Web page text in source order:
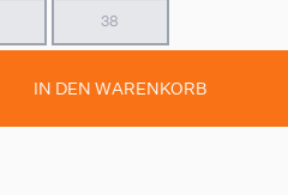
38
IN DEN WARENKORB